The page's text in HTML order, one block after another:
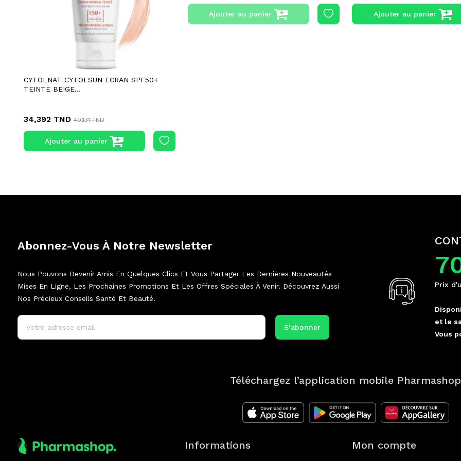
CYTOLNAT CYTOLSUN ECRAN SPF50+
TEINTE BEIGE...
34,392 TND 49,131 TND
Ajouter au panier
Ajouter au panier Ajouter au panier
Abonnez-Vous À Notre Newsletter
Nous Pouvons Devenir Amis En Quelques Clics Et Vous Partager Les Dernières Nouveautés
Mises En Ligne, Les Prochaines Promotions Et Les Offres Spéciales À Venir. Découvrez Aussi
Nos Précieux Conseils Santé Et Beauté.
Prix
et le
Vous
Téléchargez l’application mobile Pharmashop
Informations Mon compte